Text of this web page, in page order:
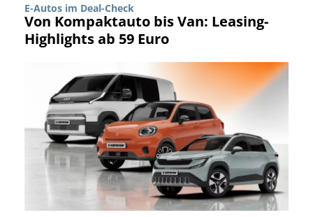
E-Autos im Deal-Check
Von Kompaktauto bis Van: Leasing-
Highlights ab 59 Euro